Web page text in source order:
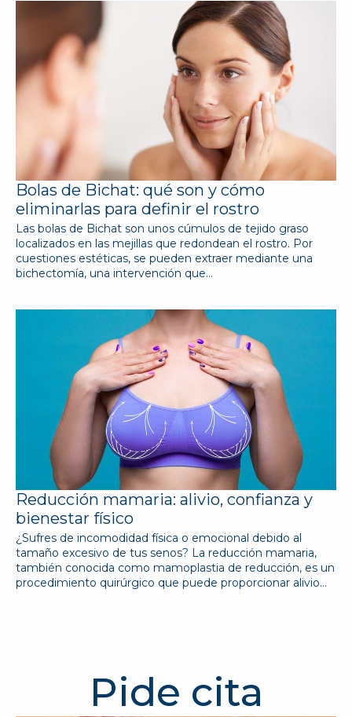
Bolas de Bichat: qué son y cómo
eliminarlas para definir el rostro
Las bolas de Bichat son unos cúmulos de tejido graso
localizados en las mejillas que redondean el rostro. Por
cuestiones estéticas, se pueden extraer mediante una
bichectomía, una intervención que…
Reducción mamaria: alivio, confianza y
bienestar físico
¿Sufres de incomodidad física o emocional debido al
tamaño excesivo de tus senos? La reducción mamaria,
también conocida como mamoplastia de reducción, es un
procedimiento quirúrgico que puede proporcionar alivio…
Pide cita